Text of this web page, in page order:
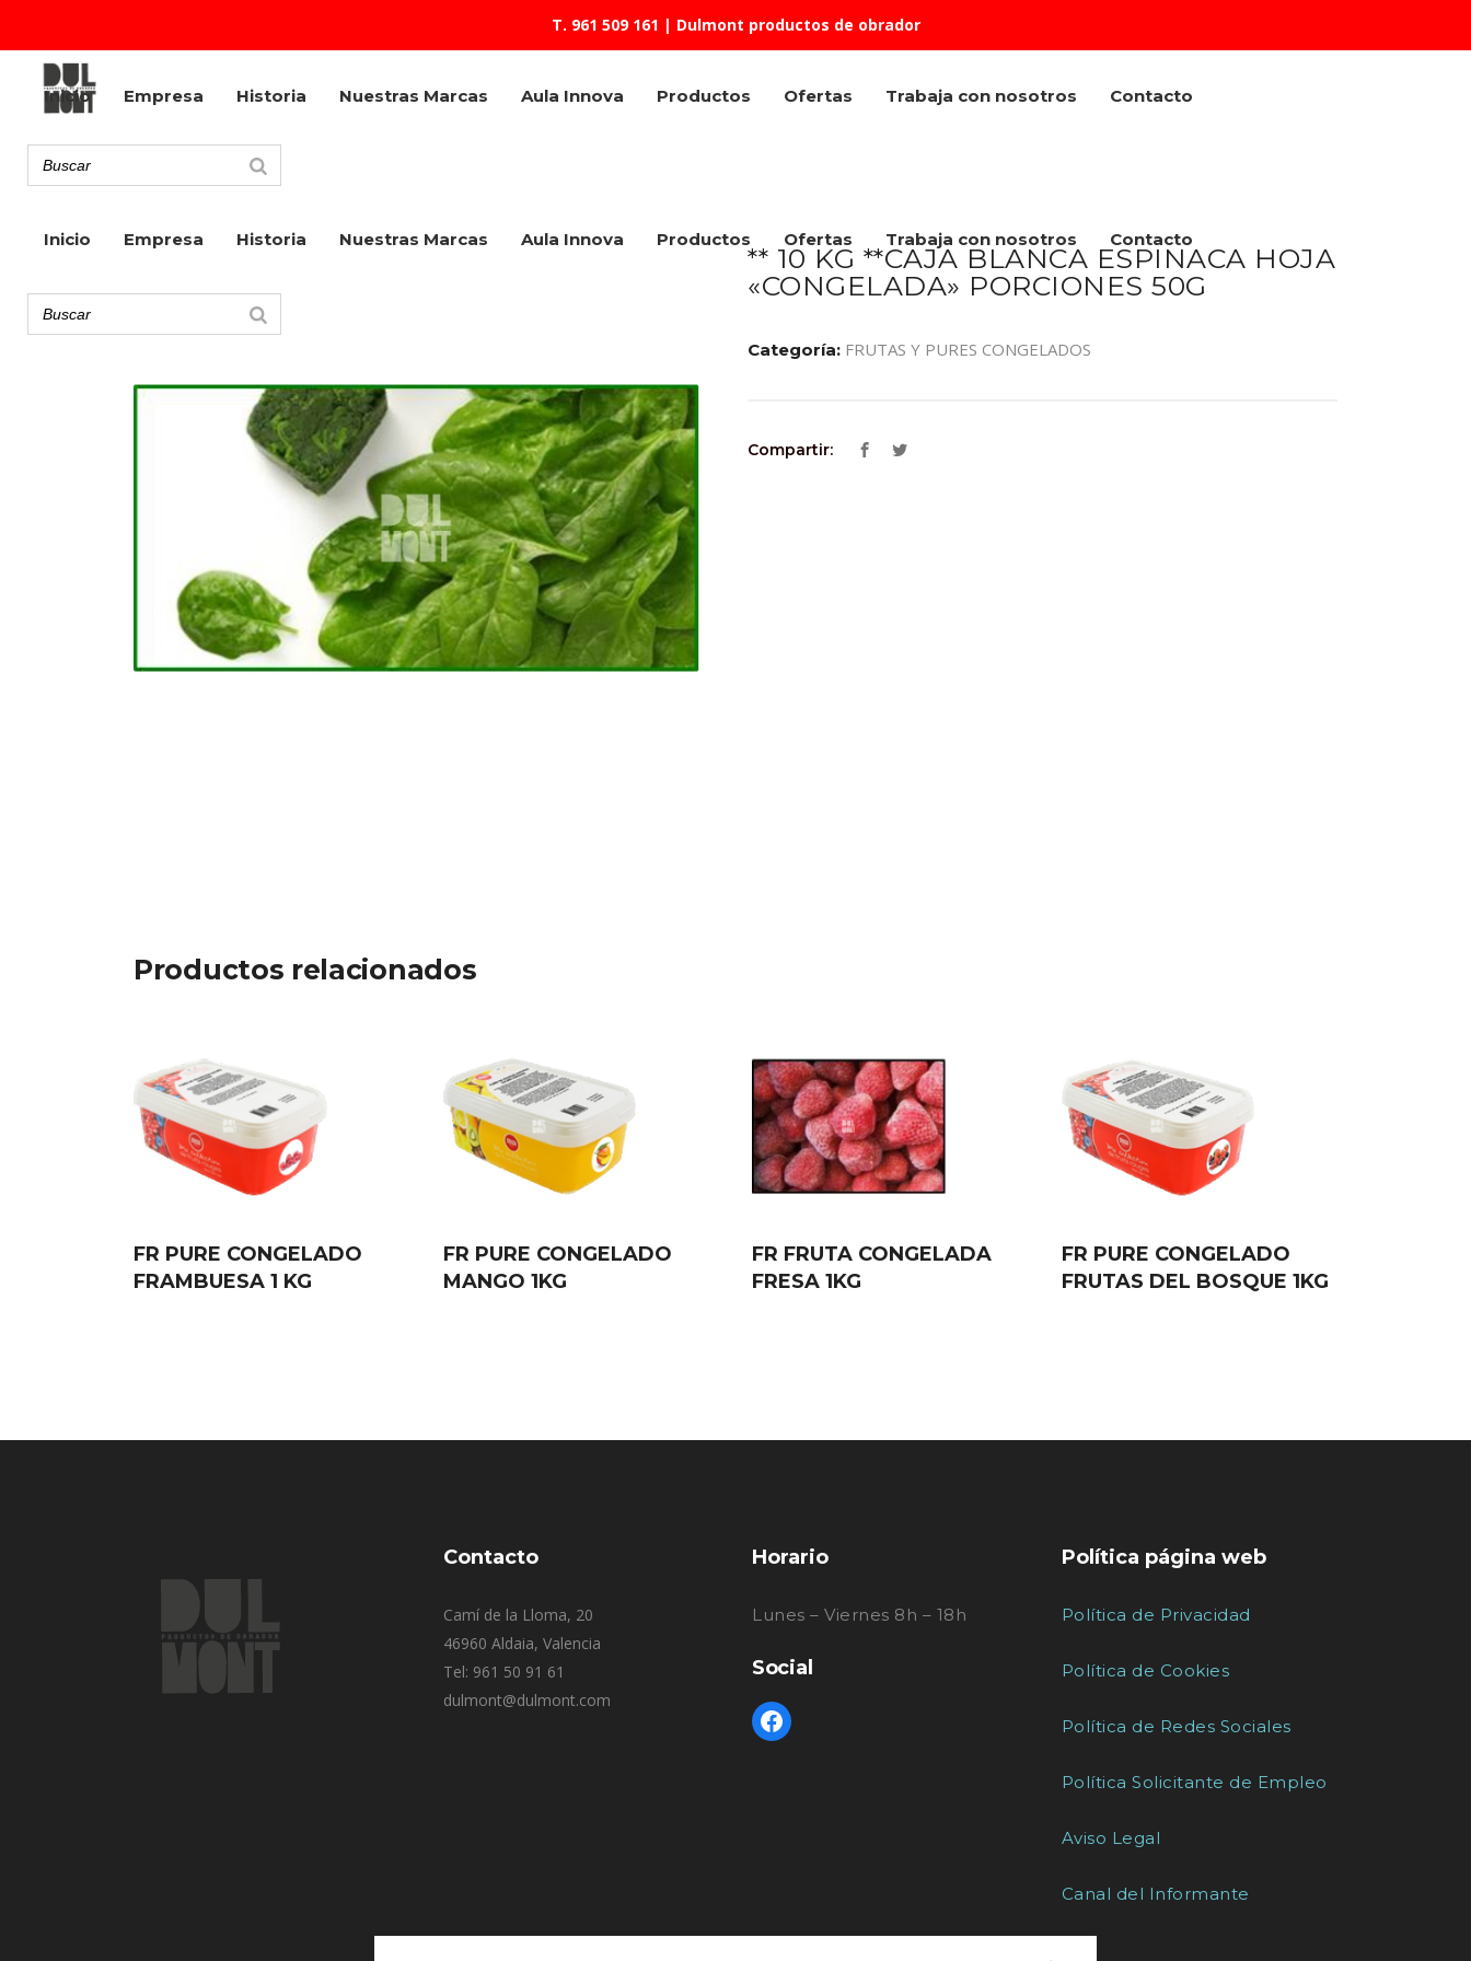
T. 961 509 161 | Dulmont productos de obrador
Inicio Empresa Historia Nuestras Marcas Aula Innova Productos Ofertas Trabaja con nosotros Contacto
Inicio Empresa Historia Nuestras Marcas Aula Innova Productos Ofertas Trabaja con nosotros Contacto
** 10 KG **CAJA BLANCA ESPINACA HOJA
«CONGELADA» PORCIONES 50G
Categoría: FRUTAS Y PURES CONGELADOS
Compartir:
Productos relacionados
FR PURE CONGELADO
FRAMBUESA 1 KG
FR PURE CONGELADO
MANGO 1KG
FR FRUTA CONGELADA
FRESA 1KG
FR PURE CONGELADO
FRUTAS DEL BOSQUE 1KG
Contacto
Camí de la Lloma, 20
46960 Aldaia, Valencia
Tel: 961 50 91 61
dulmont@dulmont.com
Horario
Lunes – Viernes 8h – 18h
Social
Política página web
Política de Privacidad
Política de Cookies
Política de Redes Sociales
Política Solicitante de Empleo
Aviso Legal
Canal del Informante